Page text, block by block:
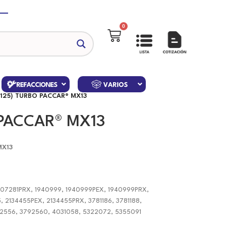
0
TURBO PACCAR® MX13
MX13
1940999, 1940999PEX, 1940999PRX,
2134455PRX, 3781186, 3781188,
3792560, 4031058, 5322072, 5355091